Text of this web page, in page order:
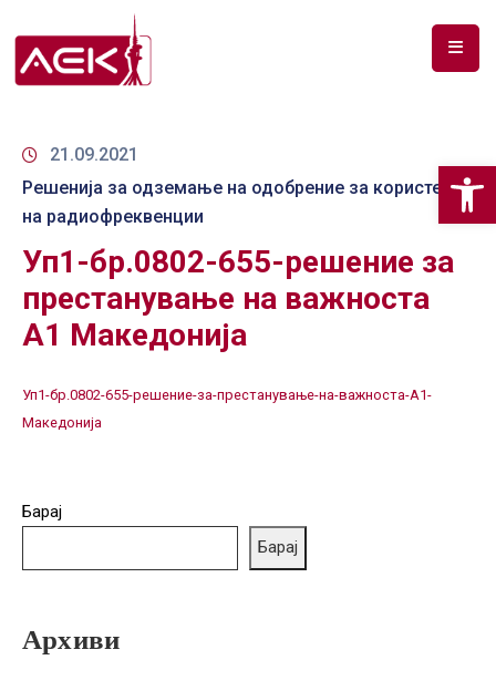
ЗА
ДОКУМЕНТИ
РФ
СПЕКТАР
ТЕЛЕКОМУНИКАЦИИ
АНАЛИЗА
НА
ГРИЖА
ЗА
НАБАВКИ
21.09.2021
Решенија за одземање на одобрение за користење
на радиофреквенции
Уп1-бр.0802-655-решение за
престанување на важноста
А1 Македонија
Уп1-бр.0802-655-решение-за-престанување-на-важноста-А1-
Македонија
Барај
Барај
Архиви